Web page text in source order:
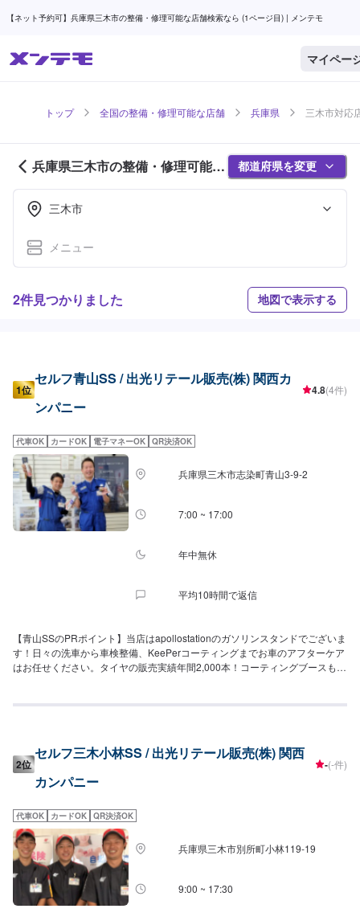
【ネット予約可】兵庫県三木市の整備・修理可能な店舗検索なら (1ページ目) | メンテモ
マイペー
トップ 全国の整備・修理可能な店舗 兵庫県 三木市対応
兵庫県三木市の整備・修理可能な
店舗紹介 (1ページ目)
都道府県を変更
三木市
メニュー
2件見つかりました 地図で表示する
1位
セルフ青山SS / 出光リテール販売(株) 関西カ
ンパニー
4.8(4件)
代車OK カードOK 電子マネーOK QR決済OK
兵庫県三木市志染町青山3-9-2
7:00 ~ 17:00
年中無休
平均10時間で返信
【青山SSのPRポイント】当店はapollostationのガソリンスタンドでございま
す！日々の洗車から車検整備、KeePerコーティングまでお車のアフターケア
はお任せください。タイヤの販売実績年間2,000本！コーティングブースもご
ペイの同時ご利用で、ガソリンが4円/L引きにて給油可能になります！【サー
士が3名在籍しております。KeePerはEXが1名、1級資格保持者が3名おりま
す。安心の整備、ハイレベルなコーティングは当店にお任せくださいませ。
【アクセス】当店は「イオン三木青山店」様のすぐ側にございます。コーテ
2位
セルフ三木小林SS / 出光リテール販売(株) 関西
カンパニー
-(-件)
代車OK カードOK QR決済OK
兵庫県三木市別所町小林119-19
9:00 ~ 17:30